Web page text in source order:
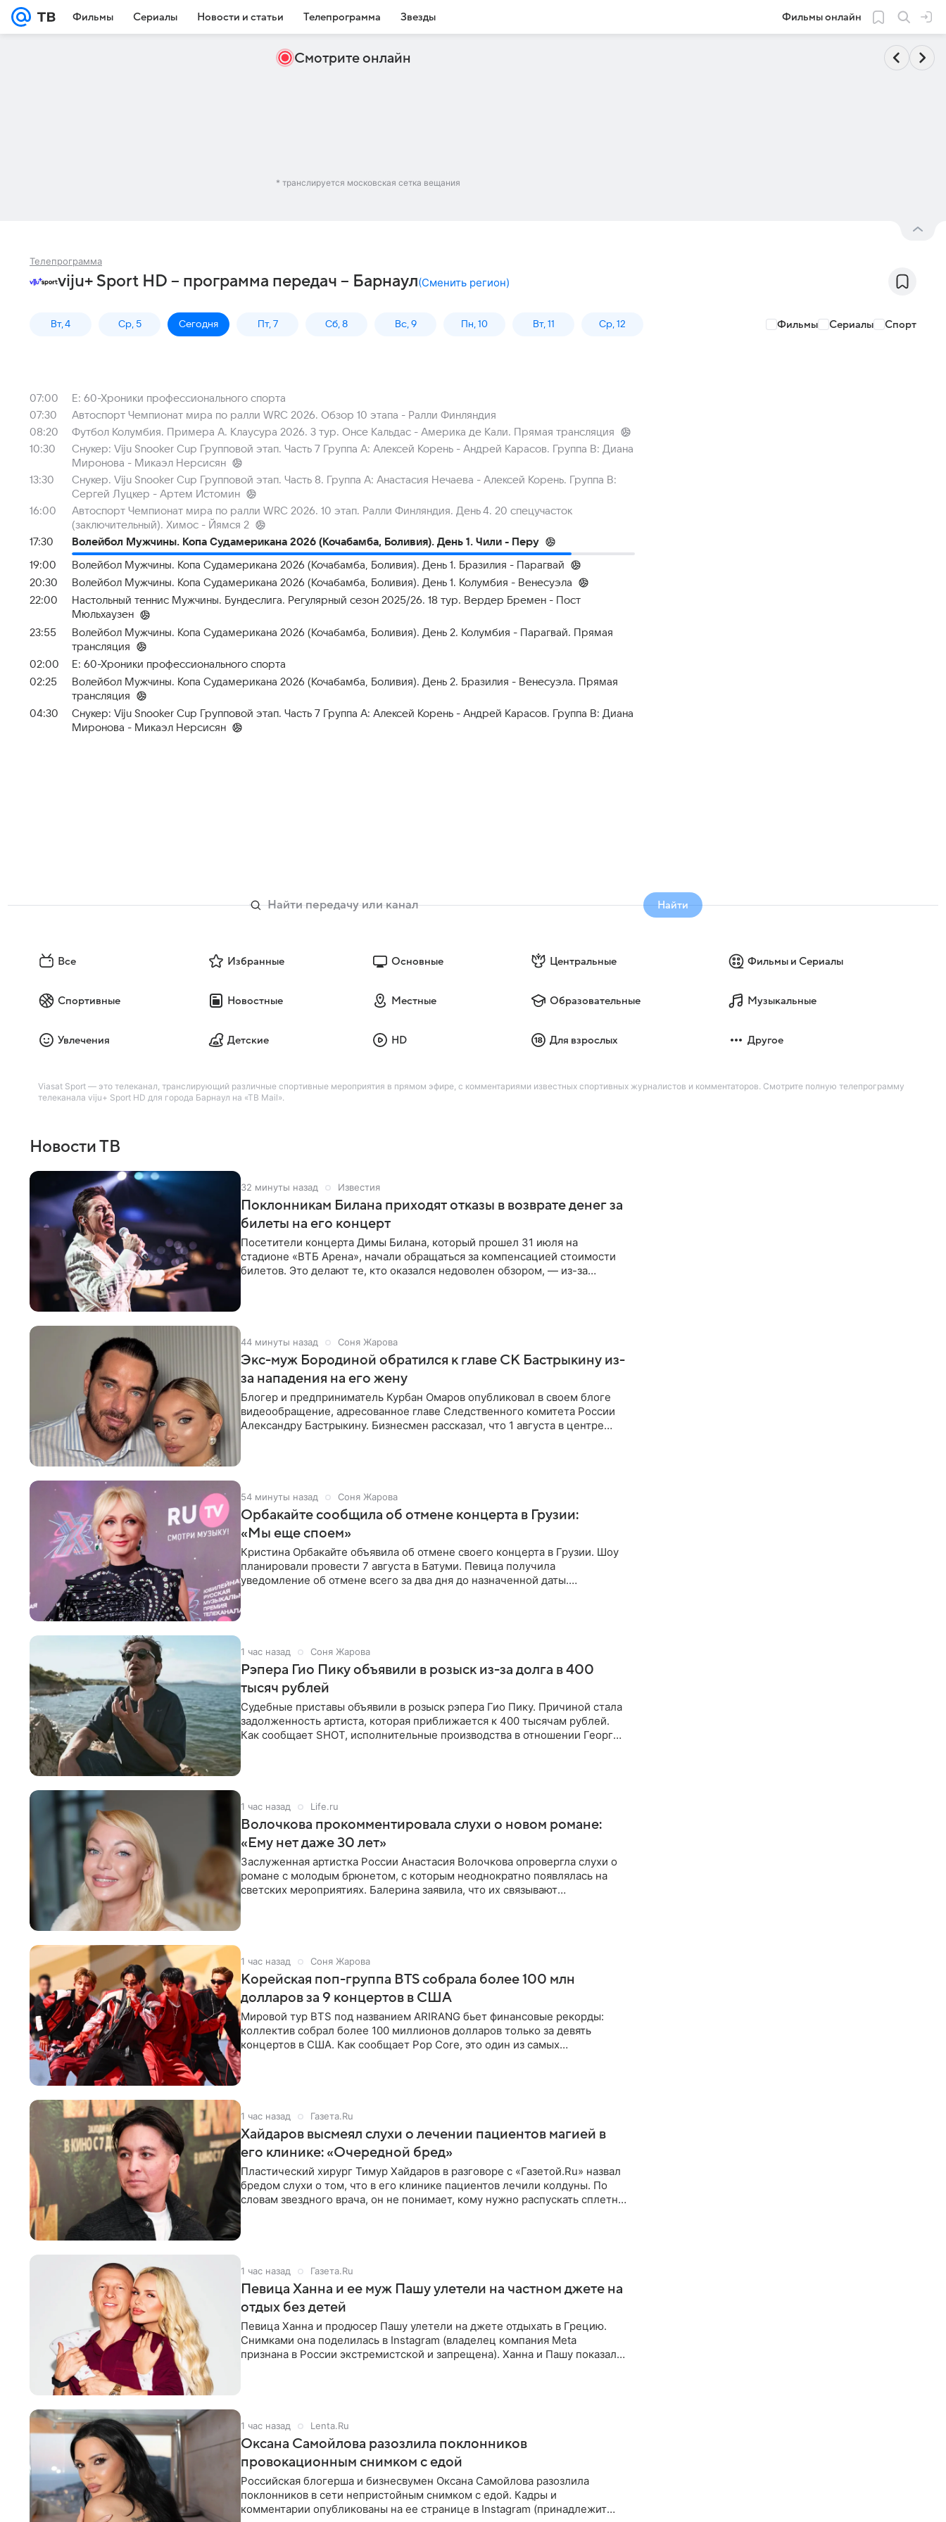
Фильмы Сериалы Новости и статьи Телепрограмма Звезды Фильмы онлайн
Смотрите онлайн
* транслируется московская сетка вещания
Телепрограмма
viju+ Sport HD – программа передач – Барнаул(Сменить регион)
Вт, 4 Ср, 5 Сегодня Пт, 7 Сб, 8 Вс, 9 Пн, 10 Вт, 11 Ср, 12 Фильмы Сериалы Спорт
07:00
Е: 60-Хроники профессионального спорта
07:30
Автоспорт Чемпионат мира по ралли WRC 2026. Обзор 10 этапа - Ралли Финляндия
08:20
Футбол Колумбия. Примера А. Клаусура 2026. 3 тур. Онсе Кальдас - Америка де Кали. Прямая трансляция
10:30
Снукер: Viju Snooker Cup Групповой этап. Часть 7 Группа A: Алексей Корень - Андрей Карасов. Группа B: Диана
Миронова - Микаэл Нерсисян
13:30
Снукер. Viju Snooker Cup Групповой этап. Часть 8. Группа A: Анастасия Нечаева - Алексей Корень. Группа B:
Сергей Луцкер - Артем Истомин
16:00
Автоспорт Чемпионат мира по ралли WRC 2026. 10 этап. Ралли Финляндия. День 4. 20 спецучасток
(заключительный). Химос - Йямся 2
17:30
Волейбол Мужчины. Копа Судамерикана 2026 (Кочабамба, Боливия). День 1. Чили - Перу
19:00
Волейбол Мужчины. Копа Судамерикана 2026 (Кочабамба, Боливия). День 1. Бразилия - Парагвай
20:30
Волейбол Мужчины. Копа Судамерикана 2026 (Кочабамба, Боливия). День 1. Колумбия - Венесуэла
22:00
Настольный теннис Мужчины. Бундеслига. Регулярный сезон 2025/26. 18 тур. Вердер Бремен - Пост
Мюльхаузен
23:55
Волейбол Мужчины. Копа Судамерикана 2026 (Кочабамба, Боливия). День 2. Колумбия - Парагвай. Прямая
трансляция
02:00
Е: 60-Хроники профессионального спорта
02:25
Волейбол Мужчины. Копа Судамерикана 2026 (Кочабамба, Боливия). День 2. Бразилия - Венесуэла. Прямая
трансляция
04:30
Снукер: Viju Snooker Cup Групповой этап. Часть 7 Группа A: Алексей Корень - Андрей Карасов. Группа B: Диана
Миронова - Микаэл Нерсисян
Найти
Все Избранные Основные Центральные Фильмы и Сериалы
Спортивные Новостные Местные Образовательные Музыкальные
Увлечения Детские HD Для взрослых Другое
Viasat Sport — это телеканал, транслирующий различные спортивные мероприятия в прямом эфире, с комментариями известных спортивных журналистов и комментаторов. Смотрите полную телепрограмму
телеканала viju+ Sport HD для города Барнаул на «ТВ Mail».
Новости ТВ
32 минуты назад Известия
Поклонникам Билана приходят отказы в возврате денег за
билеты на его концерт
Посетители концерта Димы Билана, который прошел 31 июля на
стадионе «ВТБ Арена», начали обращаться за компенсацией стоимости
билетов. Это делают те, кто оказался недоволен обзором, — из-за
44 минуты назад Соня Жарова
Экс-муж Бородиной обратился к главе СК Бастрыкину из-
за нападения на его жену
Блогер и предприниматель Курбан Омаров опубликовал в своем блоге
видеообращение, адресованное главе Следственного комитета России
Александру Бастрыкину. Бизнесмен рассказал, что 1 августа в центре
54 минуты назад Соня Жарова
Орбакайте сообщила об отмене концерта в Грузии:
«Мы еще споем»
Кристина Орбакайте объявила об отмене своего концерта в Грузии. Шоу
планировали провести 7 августа в Батуми. Певица получила
уведомление об отмене всего за два дня до назначенной даты.
1 час назад Соня Жарова
Рэпера Гио Пику объявили в розыск из-за долга в 400
тысяч рублей
Судебные приставы объявили в розыск рэпера Гио Пику. Причиной стала
задолженность артиста, которая приближается к 400 тысячам рублей.
Как сообщает SHOT, исполнительные производства в отношении Георгия
1 час назад Life.ru
Волочкова прокомментировала слухи о новом романе:
«Ему нет даже 30 лет»
Заслуженная артистка России Анастасия Волочкова опровергла слухи о
романе с молодым брюнетом, с которым неоднократно появлялась на
светских мероприятиях. Балерина заявила, что их связывают
1 час назад Соня Жарова
Корейская поп-группа BTS собрала более 100 млн
долларов за 9 концертов в США
Мировой тур BTS под названием ARIRANG бьет финансовые рекорды:
коллектив собрал более 100 миллионов долларов только за девять
концертов в США. Как сообщает Pop Core, это один из самых
1 час назад Газета.Ru
Хайдаров высмеял слухи о лечении пациентов магией в
его клинике: «Очередной бред»
Пластический хирург Тимур Хайдаров в разговоре с «Газетой.Ru» назвал
бредом слухи о том, что в его клинике пациентов лечили колдуны. По
словам звездного врача, он не понимает, кому нужно распускать сплетни
1 час назад Газета.Ru
Певица Ханна и ее муж Пашу улетели на частном джете на
отдых без детей
Певица Ханна и продюсер Пашу улетели на джете отдыхать в Грецию.
Снимками она поделилась в Instagram (владелец компания Meta
признана в России экстремистской и запрещена). Ханна и Пашу показали
1 час назад Lenta.Ru
Оксана Самойлова разозлила поклонников
провокационным снимком с едой
Российская блогерша и бизнесвумен Оксана Самойлова разозлила
поклонников в сети непристойным снимком с едой. Кадры и
комментарии опубликованы на ее странице в Instagram (принадлежит